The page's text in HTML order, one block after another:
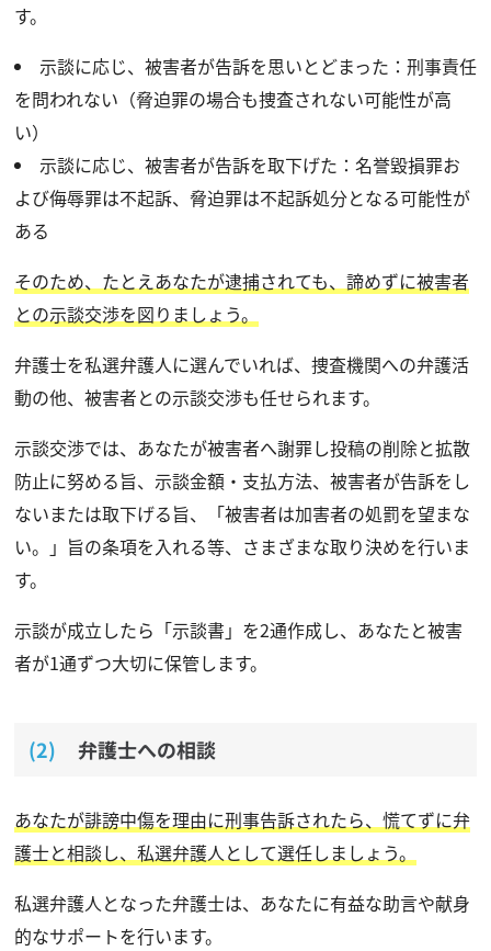
す。
示談に応じ、被害者が告訴を思いとどまった：刑事責任
を問われない（脅迫罪の場合も捜査されない可能性が高
い）
示談に応じ、被害者が告訴を取下げた：名誉毀損罪お
よび侮辱罪は不起訴、脅迫罪は不起訴処分となる可能性が
ある
そのため、たとえあなたが逮捕されても、諦めずに被害者
との示談交渉を図りましょう。
弁護士を私選弁護人に選んでいれば、捜査機関への弁護活
動の他、被害者との示談交渉も任せられます。
示談交渉では、あなたが被害者へ謝罪し投稿の削除と拡散
防止に努める旨、示談金額・支払方法、被害者が告訴をし
ないまたは取下げる旨、「被害者は加害者の処罰を望まな
い。」旨の条項を入れる等、さまざまな取り決めを行いま
す。
示談が成立したら「示談書」を2通作成し、あなたと被害
者が1通ずつ大切に保管します。
弁護士への相談
あなたが誹謗中傷を理由に刑事告訴されたら、慌てずに弁
護士と相談し、私選弁護人として選任しましょう。
私選弁護人となった弁護士は、あなたに有益な助言や献身
的なサポートを行います。